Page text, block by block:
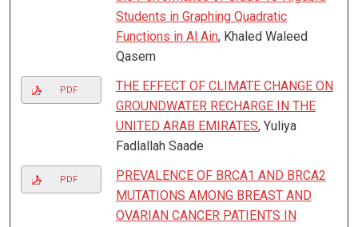
Students in Graphing Quadratic
Functions in Al Ain, Khaled Waleed
Qasem
PDF
THE EFFECT OF CLIMATE CHANGE ON
GROUNDWATER RECHARGE IN THE
UNITED ARAB EMIRATES, Yuliya
Fadlallah Saade
PDF
PREVALENCE OF BRCA1 AND BRCA2
MUTATIONS AMONG BREAST AND
OVARIAN CANCER PATIENTS IN